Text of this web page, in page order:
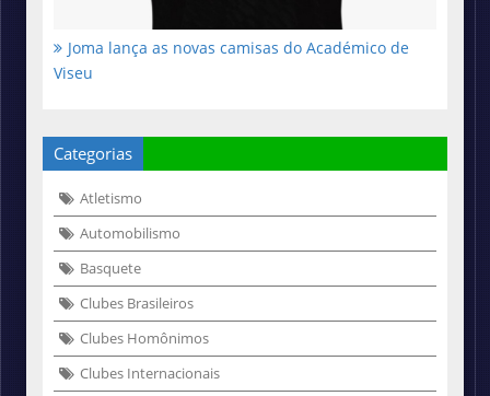
Joma lança as novas camisas do Académico de
Viseu
Categorias
Atletismo
Automobilismo
Basquete
Clubes Brasileiros
Clubes Homônimos
Clubes Internacionais